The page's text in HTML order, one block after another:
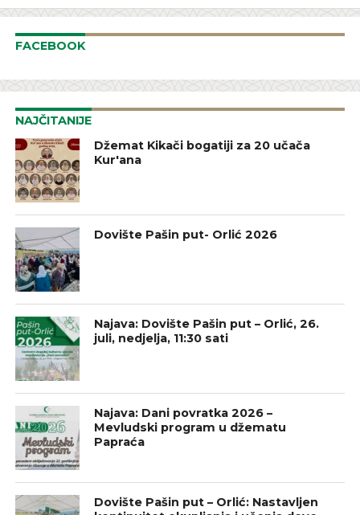
FACEBOOK
NAJČITANIJE
Džemat Kikači bogatiji za 20 učača
Kur'ana
Dovište Pašin put- Orlić 2026
Najava: Dovište Pašin put – Orlić, 26.
juli, nedjelja, 11:30 sati
Najava: Dani povratka 2026 –
Mevludski program u džematu
Papraća
Dovište Pašin put – Orlić: Nastavljen